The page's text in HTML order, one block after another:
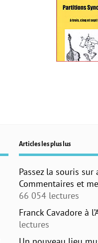
Articles les plus lus
Passez la souris
Commentaires et
66 054 lectures
Franck Cavadore à
lectures